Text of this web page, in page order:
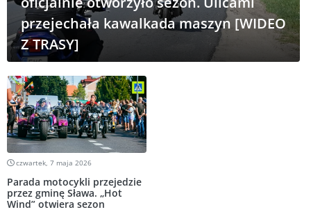
przejechała kawalkada maszyn [WIDEO
Z TRASY]
czwartek, 7 maja 2026
Parada motocykli przejedzie
przez gminę Sława. „Hot
Wind” otwiera sezon